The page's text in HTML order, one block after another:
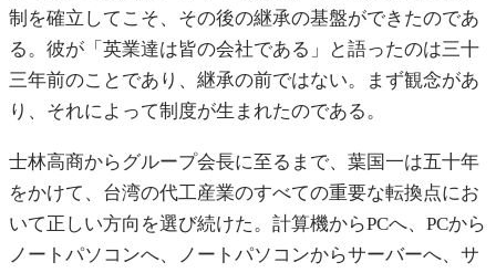
制を確立してこそ、その後の継承の基盤ができたのであ
る。彼が「英業達は皆の会社である」と語ったのは三十
三年前のことであり、継承の前ではない。まず観念があ
り、それによって制度が生まれたのである。
士林高商からグループ会長に至るまで、葉国一は五十年
をかけて、台湾の代工産業のすべての重要な転換点にお
いて正しい方向を選び続けた。計算機からPCへ、PCから
ノートパソコンへ、ノートパソコンからサーバーへ、サ